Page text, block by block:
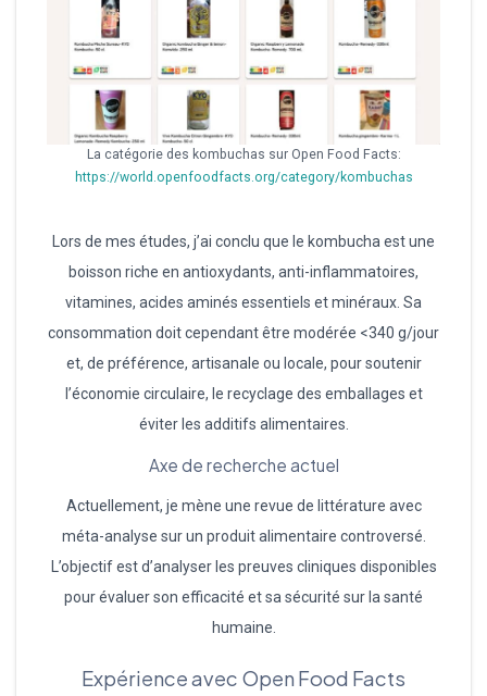
La catégorie des kombuchas sur Open Food Facts:
https://world.openfoodfacts.org/category/kombuchas
Lors de mes études, j’ai conclu que le kombucha est une
boisson riche en antioxydants, anti-inflammatoires,
vitamines, acides aminés essentiels et minéraux. Sa
consommation doit cependant être modérée <340 g/jour
et, de préférence, artisanale ou locale, pour soutenir
l’économie circulaire, le recyclage des emballages et
éviter les additifs alimentaires.
Axe de recherche actuel
Actuellement, je mène une revue de littérature avec
méta-analyse sur un produit alimentaire controversé.
L’objectif est d’analyser les preuves cliniques disponibles
pour évaluer son efficacité et sa sécurité sur la santé
humaine.
Expérience avec Open Food Facts